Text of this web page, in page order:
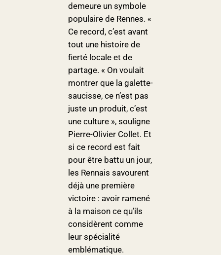
demeure un symbole
populaire de Rennes. «
Ce record, c’est avant
tout une histoire de
fierté locale et de
partage. « On voulait
montrer que la galette-
saucisse, ce n’est pas
juste un produit, c’est
une culture », souligne
Pierre-Olivier Collet. Et
si ce record est fait
pour être battu un jour,
les Rennais savourent
déjà une première
victoire : avoir ramené
à la maison ce qu’ils
considèrent comme
leur spécialité
emblématique.